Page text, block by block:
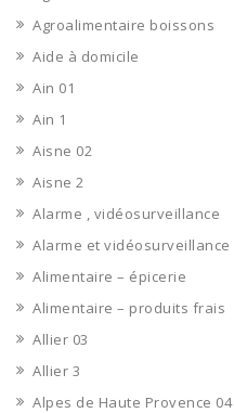
Agroalimentaire boissons
Aide à domicile
Ain 01
Ain 1
Aisne 02
Aisne 2
Alarme , vidéosurveillance
Alarme et vidéosurveillance
Alimentaire – épicerie
Alimentaire – produits frais
Allier 03
Allier 3
Alpes de Haute Provence 04